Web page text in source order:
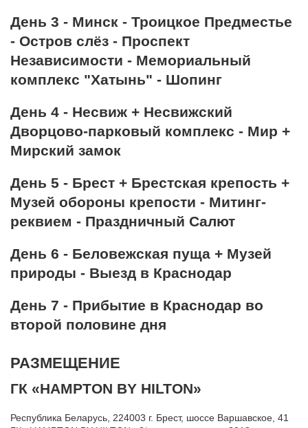
День 3 - Минск - Троицкое Предместье
- Остров слёз - Проспект
Независимости - Мемориальный
комплекс "Хатынь" - Шопинг
День 4 - Несвиж + Несвижский
Дворцово-парковый комплекс - Мир +
Мирский замок
День 5 - Брест + Брестская крепость +
Музей обороны крепости - Митинг-
реквием - Праздничный Салют
День 6 - Беловежская пуща + Музей
природы - Выезд в Краснодар
День 7 - Прибытие в Краснодар во
второй половине дня
РАЗМЕЩЕНИЕ
ГК «HAMPTON BY HILTON»
Республика Беларусь, 224003 г. Брест, шоссе Варшавское, 41